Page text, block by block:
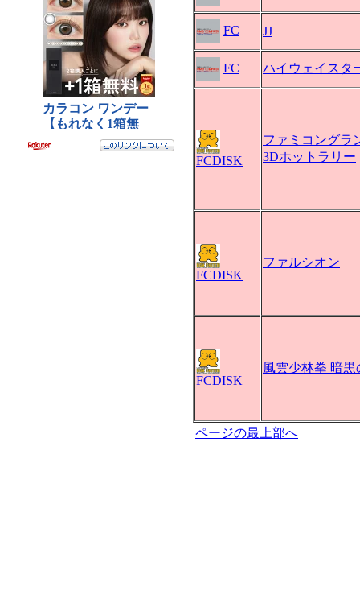
FC JJ
FC ハイウェイスタ
FCDISK
ファミコングラ
3Dホットラリー
FCDISK
ファルシオン
FCDISK
風雲少林拳 暗黒
ページの最上部へ